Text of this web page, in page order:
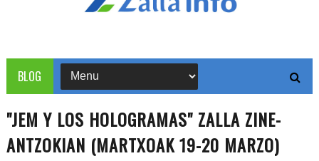
BLOG
"JEM Y LOS HOLOGRAMAS" ZALLA ZINE-
ANTZOKIAN (MARTXOAK 19-20 MARZO)